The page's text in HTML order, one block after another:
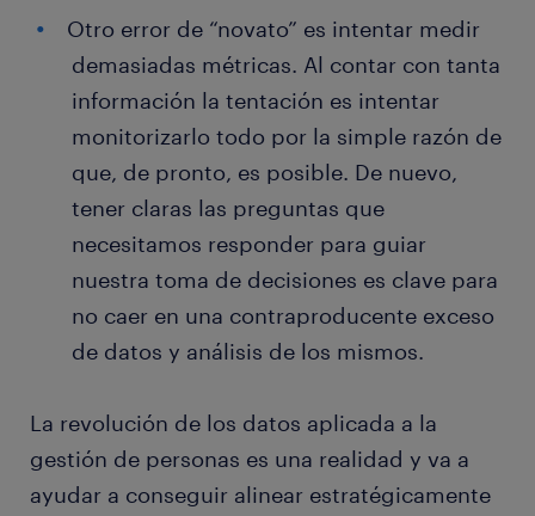
Otro error de “novato” es intentar medir
demasiadas métricas. Al contar con tanta
información la tentación es intentar
monitorizarlo todo por la simple razón de
que, de pronto, es posible. De nuevo,
tener claras las preguntas que
necesitamos responder para guiar
nuestra toma de decisiones es clave para
no caer en una contraproducente exceso
de datos y análisis de los mismos.
La revolución de los datos aplicada a la
gestión de personas es una realidad y va a
ayudar a conseguir alinear estratégicamente